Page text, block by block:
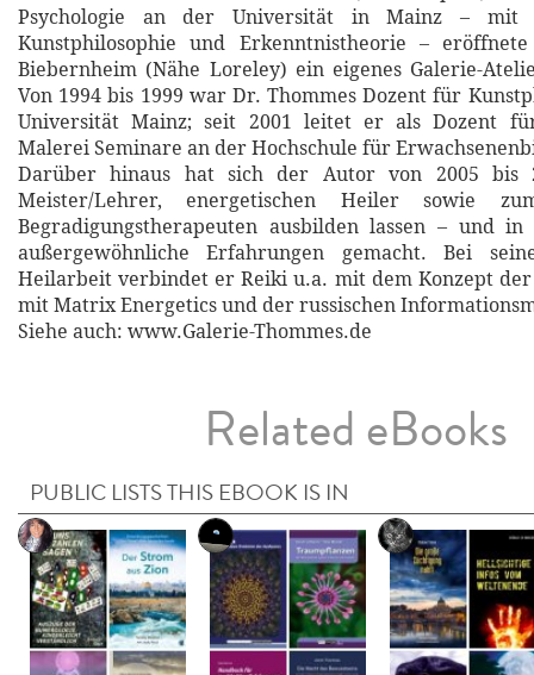
Psychologie an der Universität in Mainz – mit
Kunstphilosophie und Erkenntnistheorie –
Biebernheim (Nähe Loreley) ein eigenes Galerie-
Von 1994 bis 1999 war Dr. Thommes Dozent für
Universität Mainz; seit 2001 leitet er als Dozent
Malerei Seminare an der Hochschule für
Darüber hinaus hat sich der Autor von 2005 bis
Meister/Lehrer, energetischen Heiler sowie
Begradigungstherapeuten ausbilden lassen – und
außergewöhnliche Erfahrungen gemacht. Bei
Heilarbeit verbindet er Reiki u.a. mit dem Konzept
mit Matrix Energetics und der russischen
Siehe auch: www.Galerie-Thommes.de
Related eBooks
PUBLIC LISTS THIS EBOOK IS IN